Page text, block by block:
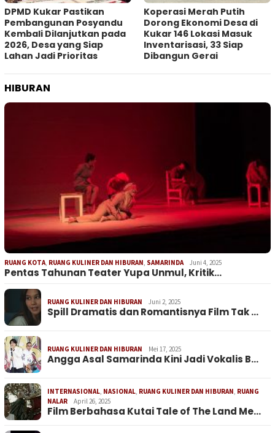
DPMD Kukar Pastikan
Pembangunan Posyandu
Kembali Dilanjutkan pada
2026, Desa yang Siap
Lahan Jadi Prioritas
Koperasi Merah Putih
Dorong Ekonomi Desa di
Kukar 146 Lokasi Masuk
Inventarisasi, 33 Siap
Dibangun Gerai
HIBURAN
RUANG KOTA, RUANG KULINER DAN HIBURAN, SAMARINDA Juni 4, 2025
Pentas Tahunan Teater Yupa Unmul, Kritik…
RUANG KULINER DAN HIBURAN Juni 2, 2025
Spill Dramatis dan Romantisnya Film Tak …
RUANG KULINER DAN HIBURAN Mei 17, 2025
Angga Asal Samarinda Kini Jadi Vokalis B…
INTERNASIONAL, NASIONAL, RUANG KULINER DAN HIBURAN, RUANG
NALAR
April 26, 2025
Film Berbahasa Kutai Tale of The Land Me…